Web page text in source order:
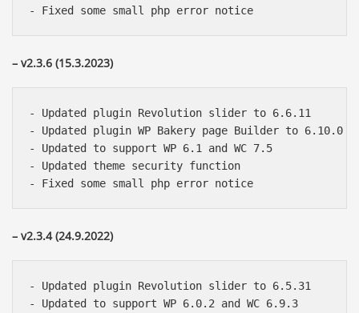
– v2.3.6 (15.3.2023)
- Updated plugin Revolution slider to 6.6.11
- Updated plugin WP Bakery page Builder to 6.10.0
- Updated to support WP 6.1 and WC 7.5
- Updated theme security function
– v2.3.4 (24.9.2022)
- Updated plugin Revolution slider to 6.5.31
- Updated to support WP 6.0.2 and WC 6.9.3